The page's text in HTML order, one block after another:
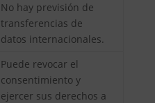
No hay previsión de
transferencias de
datos internacionales.
Puede revocar el
consentimiento y
ejercer sus derechos a